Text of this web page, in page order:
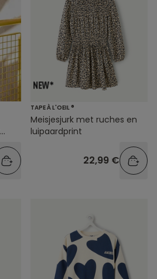
TAPE À L'OEIL ®
Meisjesjurk met ruches en
luipaardprint
22,99 €